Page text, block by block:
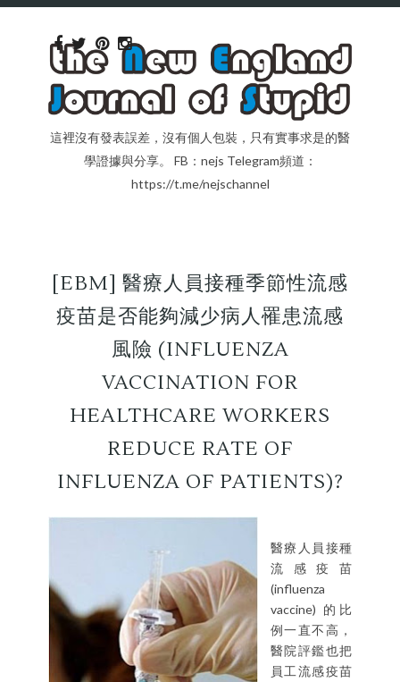
這裡沒有發表誤差，沒有個人包裝，只有實事求是的醫
學證據與分享。 FB：nejs Telegram頻道：
https://t.me/nejschannel
[EBM] 醫療人員接種季節性流感
疫苗是否能夠減少病人罹患流感
風險 (INFLUENZA
VACCINATION FOR
HEALTHCARE WORKERS
REDUCE RATE OF
INFLUENZA OF PATIENTS)?
醫療人員接種
流感疫苗
(influenza
vaccine) 的比
例一直不高，
醫院評鑑也把
員工流感疫苗